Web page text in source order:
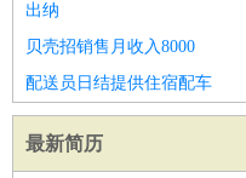
出纳
贝壳招销售月收入8000
配送员日结提供住宿配车
最新简历